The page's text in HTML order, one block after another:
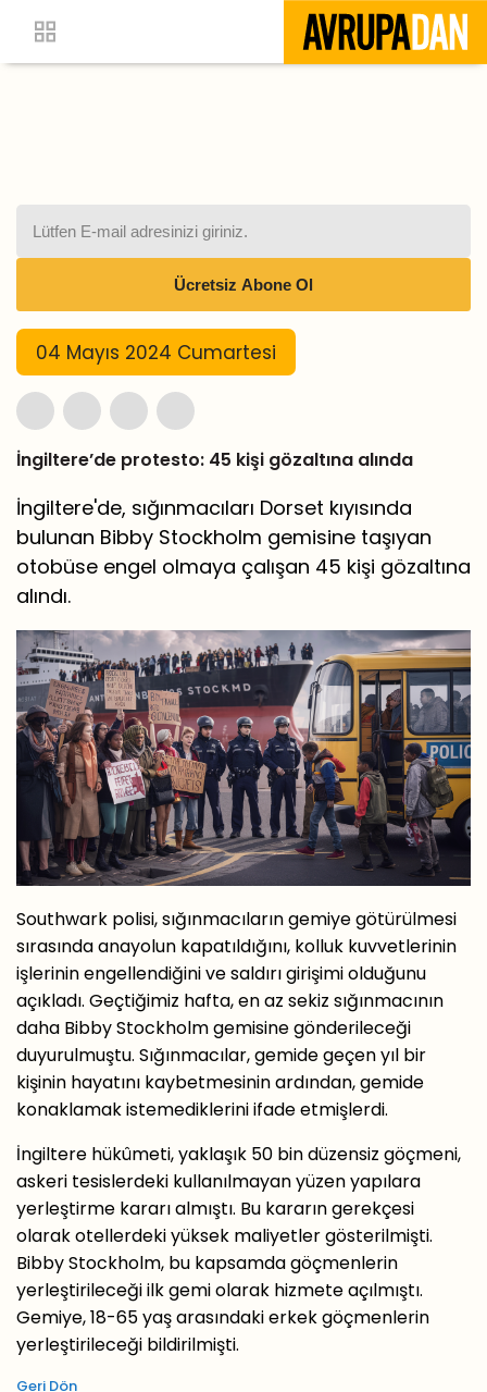
04 Mayıs 2024 Cumartesi
İngiltere’de protesto: 45 kişi gözaltına alında
İngiltere'de, sığınmacıları Dorset kıyısında
bulunan Bibby Stockholm gemisine taşıyan
otobüse engel olmaya çalışan 45 kişi gözaltına
alındı.
Southwark polisi, sığınmacıların gemiye götürülmesi
sırasında anayolun kapatıldığını, kolluk kuvvetlerinin
işlerinin engellendiğini ve saldırı girişimi olduğunu
açıkladı. Geçtiğimiz hafta, en az sekiz sığınmacının
daha Bibby Stockholm gemisine gönderileceği
duyurulmuştu. Sığınmacılar, gemide geçen yıl bir
kişinin hayatını kaybetmesinin ardından, gemide
konaklamak istemediklerini ifade etmişlerdi.
İngiltere hükûmeti, yaklaşık 50 bin düzensiz göçmeni,
askeri tesislerdeki kullanılmayan yüzen yapılara
yerleştirme kararı almıştı. Bu kararın gerekçesi
olarak otellerdeki yüksek maliyetler gösterilmişti.
Bibby Stockholm, bu kapsamda göçmenlerin
yerleştirileceği ilk gemi olarak hizmete açılmıştı.
Gemiye, 18-65 yaş arasındaki erkek göçmenlerin
yerleştirileceği bildirilmişti.
Geri Dön